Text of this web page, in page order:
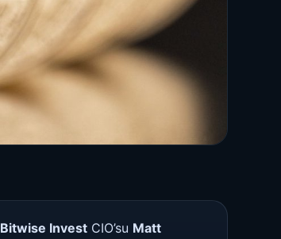
Bitwise Invest CIO’su Matt